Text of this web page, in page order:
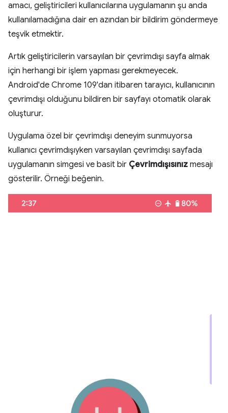
amacı, geliştiricileri kullanıcılarına uygulamanın şu anda
kullanılamadığına dair en azından bir bildirim göndermeye
teşvik etmektir.
Artık geliştiricilerin varsayılan bir çevrimdışı sayfa almak
için herhangi bir işlem yapması gerekmeyecek.
Android'de Chrome 109'dan itibaren tarayıcı, kullanıcının
çevrimdışı olduğunu bildiren bir sayfayı otomatik olarak
oluşturur.
Uygulama özel bir çevrimdışı deneyim sunmuyorsa
kullanıcı çevrimdışıyken varsayılan çevrimdışı sayfada
uygulamanın simgesi ve basit bir Çevrimdışısınız mesajı
gösterilir. Örneği beğenin.